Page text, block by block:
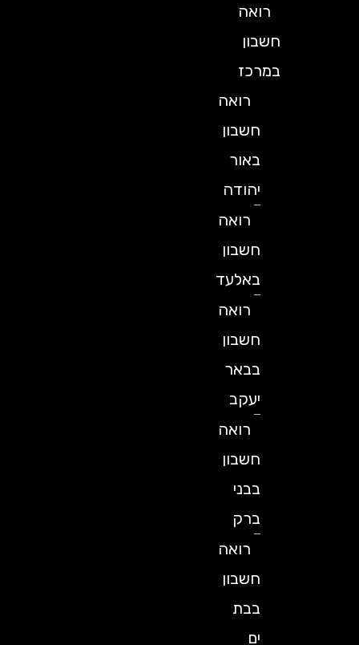
רואה
חשבון
במרכז
רואה
חשבון
באור
יהודה
רואה
חשבון
באלעד
רואה
חשבון
בבאר
יעקב
רואה
חשבון
רואה
חשבון